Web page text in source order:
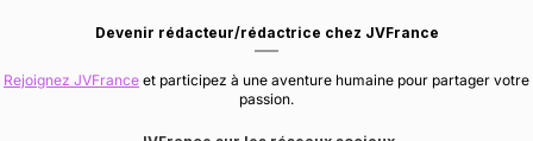
Devenir rédacteur/rédactrice chez JVFrance
Rejoignez JVFrance et participez à une aventure humaine pour partager votre
passion.